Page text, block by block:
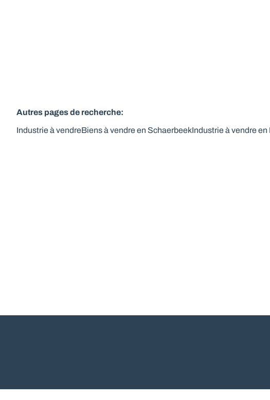
Autres pages de recherche:
Industrie à vendreBiens à vendre en SchaerbeekIndustrie à vendre